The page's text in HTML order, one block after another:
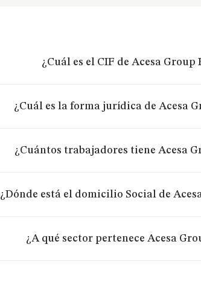
¿Cuál es el CIF de Acesa
¿Cuál es la forma jurídica de Acesa
¿Cuántos trabajadores tiene Acesa
¿Dónde está el domicilio Social de
¿A qué sector pertenece Acesa